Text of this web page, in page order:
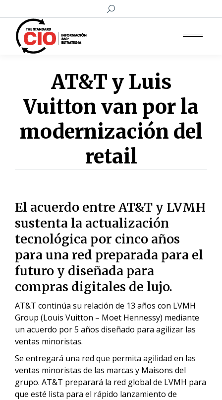
Buscar:
AT&T y Luis
Vuitton van por la
modernización del
retail
El acuerdo entre AT&T y LVMH
sustenta la actualización
tecnológica por cinco años
para una red preparada para el
futuro y diseñada para
compras digitales de lujo.
AT&T continúa su relación de 13 años con LVMH
Group (Louis Vuitton – Moet Hennessy) mediante
un acuerdo por 5 años diseñado para agilizar las
ventas minoristas.
Se entregará una red que permita agilidad en las
ventas minoristas de las marcas y Maisons del
grupo. AT&T preparará la red global de LVMH para
que esté lista para el rápido lanzamiento de